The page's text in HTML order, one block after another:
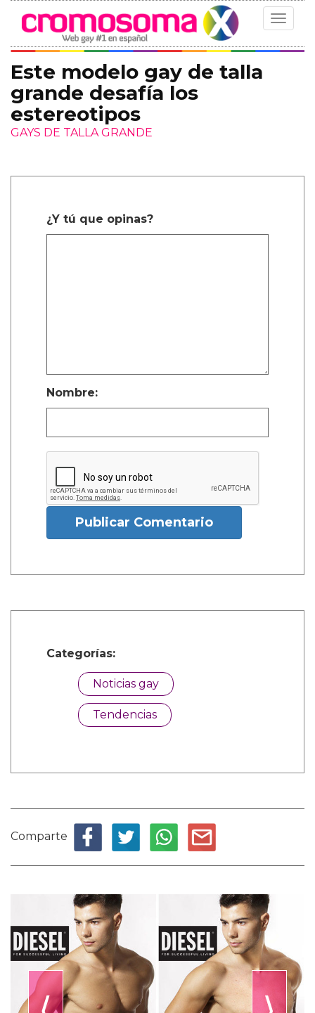
Toggle
Este modelo gay de talla
grande desafía los
estereotipos
GAYS DE TALLA GRANDE
¿Y tú que opinas?
Nombre:
Publicar Comentario
Categorías:
Noticias gay
Tendencias
Comparte